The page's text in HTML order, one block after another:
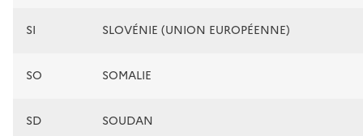
SI SLOVÉNIE (UNION EUROPÉENNE)
SO SOMALIE
SD SOUDAN